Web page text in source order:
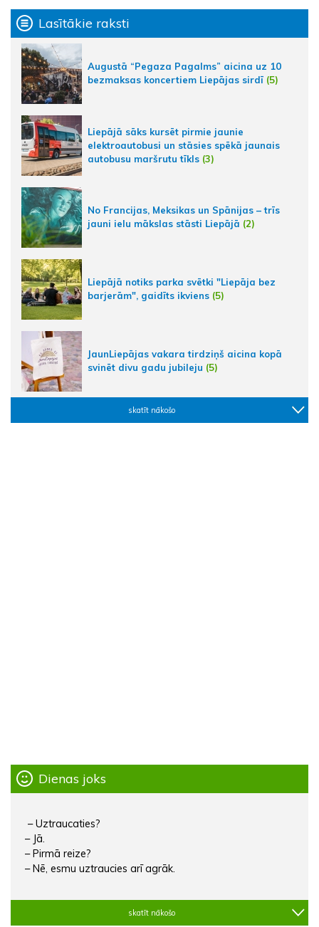
Lasītākie raksti
Augustā “Pegaza Pagalms” aicina uz 10
bezmaksas koncertiem Liepājas sirdī (5)
Liepājā sāks kursēt pirmie jaunie
elektroautobusi un stāsies spēkā jaunais
autobusu maršrutu tīkls (3)
No Francijas, Meksikas un Spānijas – trīs
jauni ielu mākslas stāsti Liepājā (2)
Liepājā notiks parka svētki "Liepāja bez
barjerām", gaidīts ikviens (5)
JaunLiepājas vakara tirdziņš aicina kopā
svinēt divu gadu jubileju (5)
skatīt nākošo
Dienas joks
– Uztraucaties?
– Jā.
– Pirmā reize?
– Nē, esmu uztraucies arī agrāk.
skatīt nākošo